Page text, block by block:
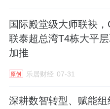
国际殿堂级大师联袂，
联泰超总湾T4栋大平
加推
原创 乐居财经 07-31
深耕数智转型、赋能